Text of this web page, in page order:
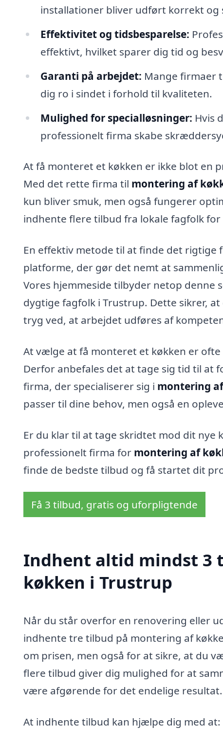
installationer bliver udført korrekt og
Effektivitet og tidsbesparelse:
effektivt, hvilket sparer dig tid og
Garanti på arbejdet: Mange firmaer
dig ro i sindet i forhold til kvaliteten.
Mulighed for specialløsninger: Hvis
professionelt firma skabe
At få monteret et køkken er ikke blot en
Med det rette firma til montering af
kun bliver smuk, men også fungerer
indhente flere tilbud fra lokale fagfolk
En effektiv metode til at finde det
platforme, der gør det nemt at
Vores hjemmeside tilbyder netop denne
dygtige fagfolk i Trustrup. Dette sikrer,
tryg ved, at arbejdet udføres af
At vælge at få monteret et køkken er
Derfor anbefales det at tage sig tid til
firma, der specialiserer sig i montering
passer til dine behov, men også en
Er du klar til at tage skridtet mod dit nye
professionelt firma for montering af
finde de bedste tilbud og få startet dit
Få 3 tilbud, gratis og uforpligtende
Indhent altid mindst 3
køkken i Trustrup
Når du står overfor en renovering eller
indhente tre tilbud på montering af
om prisen, men også for at sikre, at du
flere tilbud giver dig mulighed for at
være afgørende for det endelige resultat.
At indhente tilbud kan hjælpe dig med at: